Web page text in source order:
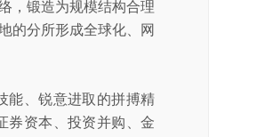
，锻造为规模结构合理
的分所形成全球化、网
能、锐意进取的拼搏精
券资本、投资并购、金